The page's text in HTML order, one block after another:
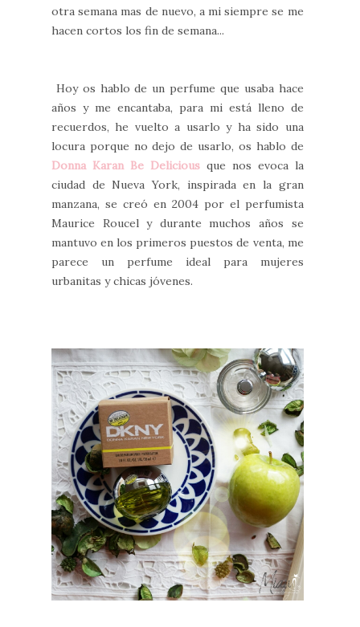
otra semana mas de nuevo, a mi siempre se me
hacen cortos los fin de semana...
Hoy os hablo de un perfume que usaba hace
años y me encantaba, para mi está lleno de
recuerdos, he vuelto a usarlo y ha sido una
locura porque no dejo de usarlo, os hablo de
Donna Karan Be Deliciousque nos evoca la
ciudad de Nueva York, inspirada en la gran
manzana, se creó en 2004 por el perfumista
Maurice Roucel y durante muchos años se
mantuvo en los primeros puestos de venta, me
parece un perfume ideal para mujeres
urbanitas y chicas jóvenes.